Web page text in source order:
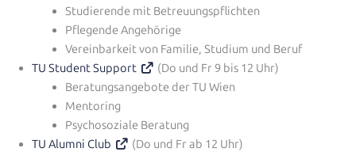
Studierende mit Betreuungspflichten
Pflegende Angehörige
Vereinbarkeit von Familie, Studium und Beruf
TU Student Support
(Do und Fr 9 bis 12 Uhr)
Beratungsangebote der TU Wien
Mentoring
Psychosoziale Beratung
TU Alumni Club
(Do und Fr ab 12 Uhr)